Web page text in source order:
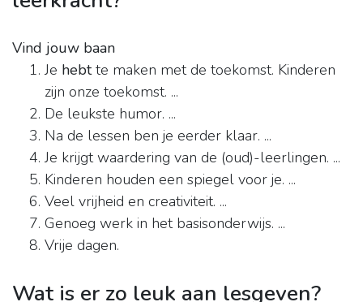
Vind jouw baan
Je hebtte maken met de toekomst. Kinderen
zijn onze toekomst. ...
De leukste humor. ...
Na de lessen ben je eerder klaar. ...
Je krijgt waardering van de (oud)-leerlingen. ...
Kinderen houden een spiegel voor je. ...
Veel vrijheid en creativiteit. ...
Genoeg werk in het basisonderwijs. ...
Vrije dagen.
Wat is er zo leuk aan lesgeven?